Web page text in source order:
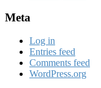
Meta
Log in
Entries feed
Comments feed
WordPress.org